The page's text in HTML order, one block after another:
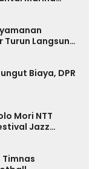
Langsung
Biaya, DPR
Mori NTT
Jazz
Timnas